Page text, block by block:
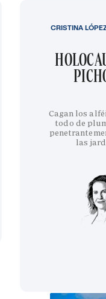
Cagan los
todo de
las
CRISTINA